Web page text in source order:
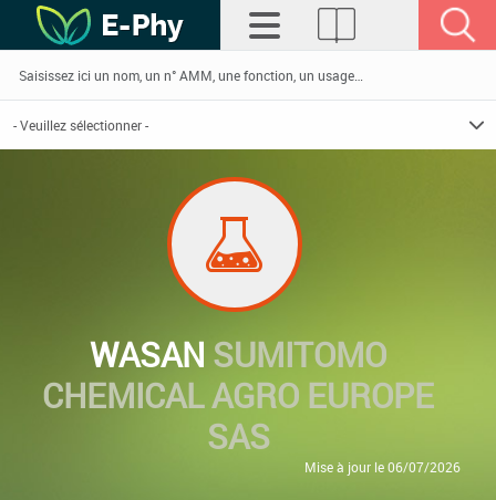
WASAN SUMITOMO
CHEMICAL AGRO EUROPE
SAS
Mise à jour le 06/07/2026